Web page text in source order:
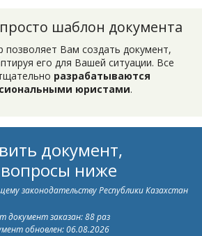
шаблон документа
позволяет Вам создать документ,
его для Вашей ситуации. Все
разрабатываются
юристами.
документ,
ниже
законодательству Республики Казахстан
документ заказан: 88 раз
обновлен: 06.08.2026